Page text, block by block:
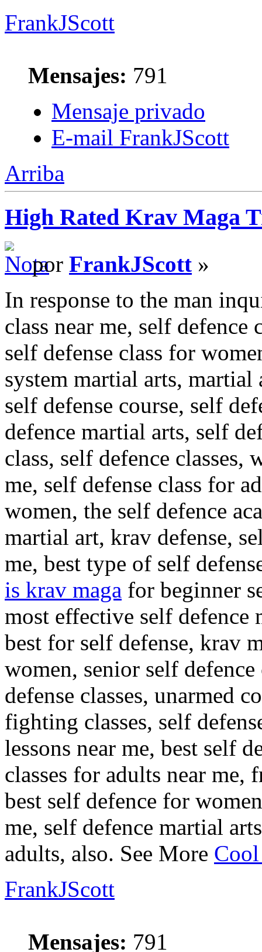
FrankJScott
Mensajes: 791
Mensaje privado
E-mail FrankJScott
Arriba
High Rated Krav Maga
por FrankJScott »
In response to the man
class near me, self
self defense class for
system martial arts, martial
self defense course, self
defence martial arts, self
class, self defence classes,
me, self defense class for
women, the self defence
martial art, krav defense,
me, best type of self
is krav maga for beginner
most effective self defence
best for self defense, krav
women, senior self defence
defense classes, unarmed
fighting classes, self
lessons near me, best self
classes for adults near me,
best self defence for
me, self defence martial
adults, also. See More
FrankJScott
Mensajes: 791